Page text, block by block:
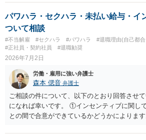
請求は可能ですが、相手が任意に払うかど
民事訴訟に証拠の制限はありませんが、秘密
の観点から、裁判の証拠にする場合には注意
る場合があります。)。 ３ 会社がどういう証
したかわかりませんが、会社がセクハラ認定し
て、裁判所も認定しないとは限りません。具体
しないようにして下さい。そういう報復的なこ
損にはなりません。反訴は貴女が加害行為をし
されません。 ５ 裁判をして、和解すれば和
判決を得て確定すれば、判決認容額を払って
わない場合には、給与や預貯金、不動産な
難易度によって変わります。また、現在は弁
パワハラ・セクハラ・未払い給与・イ
ついて相談
#不当解雇 #セクハラ #パワハラ
#退職理由(自己都
#正社員・契約社員
#退職勧奨
2026年7月2日
労働・雇用に強い弁護士
森本 偲音 弁護士
ご相談の件について、以下のとおり回答させ
になれば幸いです。 ①インセンティブに関し
との間で合意ができているかどうかによりま
は口頭でも成立しますが、裁判等で争点とな